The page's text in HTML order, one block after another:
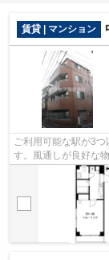
賃貸 | マンション
ご利用可能な駅が3
す。風通しが良好な
の良さも魅力の物件